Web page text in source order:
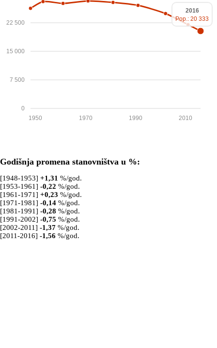
0
7 500
15 000
22 500
2010
1990
1970
1950
2016
Pop.: 20 333
Godišnja promena stanovništva u %:
[1948-1953] +1,31 %/god.
[1953-1961] -0,22 %/god.
[1961-1971] +0,23 %/god.
[1971-1981] -0,14 %/god.
[1981-1991] -0,28 %/god.
[1991-2002] -0,75 %/god.
[2002-2011] -1,37 %/god.
[2011-2016] -1,56 %/god.